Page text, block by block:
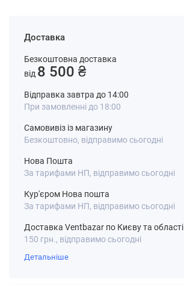
Доставка
Безкоштовна доставка
від 8 500 ₴
Відправка завтра до 14:00
При замовленні до 18:00
Самовивіз із магазину
Безкоштовно, відправимо сьогодні
Нова Пошта
За тарифами НП, відправимо сьогодні
Кур'єром Нова пошта
За тарифами НП, відправимо сьогодні
Доставка Ventbazar по Києву та області
150 грн., відправимо сьогодні
Детальніше